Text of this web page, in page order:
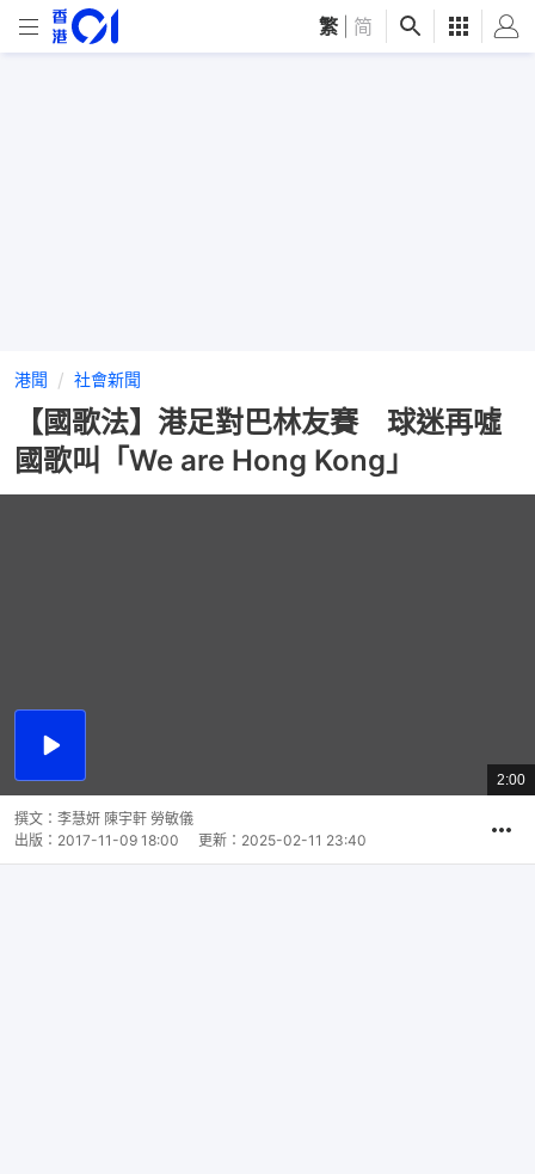
繁 简
港聞 社會新聞
【國歌法】港足對巴林友賽 球迷再噓
國歌叫「We are Hong Kong」
播
總
共
2:00
撰文： 李慧妍 陳宇軒 勞敏儀
出版： 2017-11-09 18:00 更新： 2025-02-11 23:40